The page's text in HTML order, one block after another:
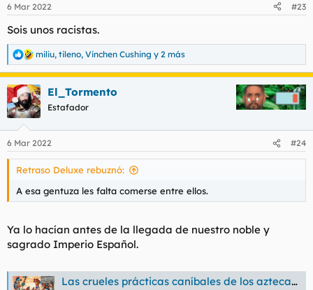
e
:
6 Mar 2022 #23
Sois unos racistas.
R
e
a
c
c
i
e
s
miliu, tileno, Vinchen Cushing y 2 más
El_Tormento
Estafador
6 Mar 2022 #24
Retraso Deluxe rebuznó:
A esa gentuza les falta comerse entre ellos.
Ya lo hacían antes de la llegada de nuestro noble y
sagrado Imperio Español.
Las crueles prácticas caníbales de los aztecas que aterraban a Hernán Cortés